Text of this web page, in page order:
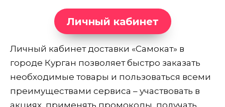
Личный кабинет
Личный кабинет доставки «Самокат» в
городе Курган позволяет быстро заказать
необходимые товары и пользоваться всеми
преимуществами сервиса – участвовать в